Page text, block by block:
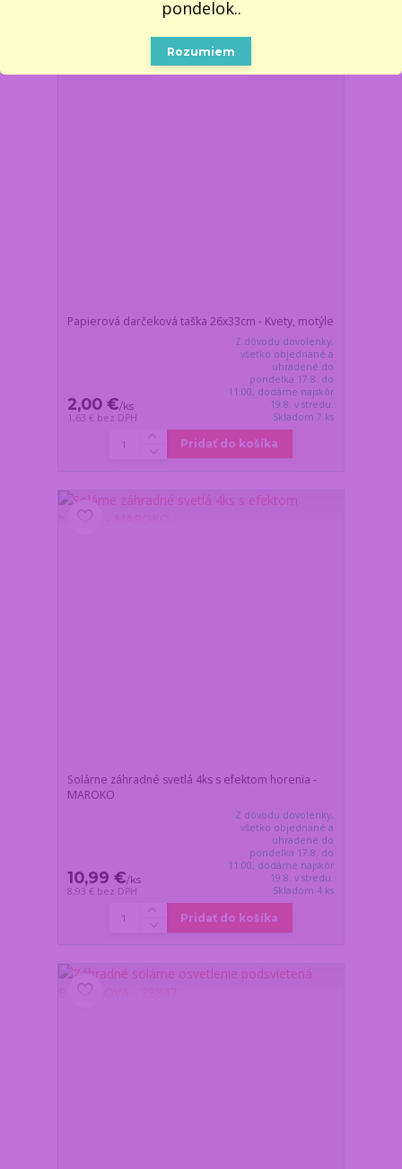
Papierová darčeková taška 26x33cm - Kvety, motýle
2,00 €/ks
1,63 € bez DPH
Z dôvodu dovolenky,
všetko objednané a
uhradené do
pondelka 17.8. do
11:00, dodáme najskôr
19.8. v stredu.
Skladom 7 ks
Pridať do košíka
Solárne záhradné svetlá 4ks s efektom horenia -
MAROKO
10,99 €/ks
8,93 € bez DPH
Z dôvodu dovolenky,
všetko objednané a
uhradené do
pondelka 17.8. do
11:00, dodáme najskôr
19.8. v stredu.
Skladom 4 ks
Pridať do košíka
pondelok..
Rozumiem